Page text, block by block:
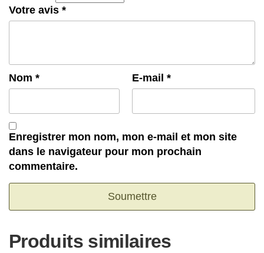
Votre avis *
Nom * E-mail *
Enregistrer mon nom, mon e-mail et mon site
dans le navigateur pour mon prochain
commentaire.
Produits similaires